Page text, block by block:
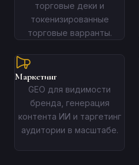
торговые деки и
токенизированные
торговые варранты.
Маркетинг
GEO для видимости
бренда, генерация
контента ИИ и таргетинг
аудитории в масштабе.